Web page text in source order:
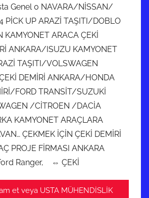
Genel 0 NAVARA/NİSSAN/
PİCK UP ARAZİ TAŞITI/DOBLO
KAMYONET ARACA ÇEKİ
ANKARA/ISUZU KAMYONET
TAŞITI/VOLSWAGEN
DEMİRİ ANKARA/HONDA
FORD TRANSİT/SUZUKİ
/CİTROEN /DACİA
KAMYONET ARAÇLARA
ÇEKMEK İÇİN ÇEKİ DEMİRİ
PROJE FİRMASI ANKARA
Ranger, ⇔ ÇEKİ
et veya USTA MÜHENDİSLİK